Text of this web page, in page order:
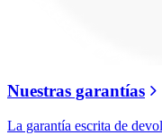
Nuestras garantías
La garantía escrita de